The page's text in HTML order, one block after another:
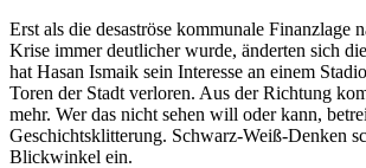
Erst als die desaströse kommunale Finanzlage
Krise immer deutlicher wurde, änderten sich
hat Hasan Ismaik sein Interesse an einem
Toren der Stadt verloren. Aus der Richtung
mehr. Wer das nicht sehen will oder kann,
Geschichtsklitterung. Schwarz-Weiß-Denken
Blickwinkel ein.